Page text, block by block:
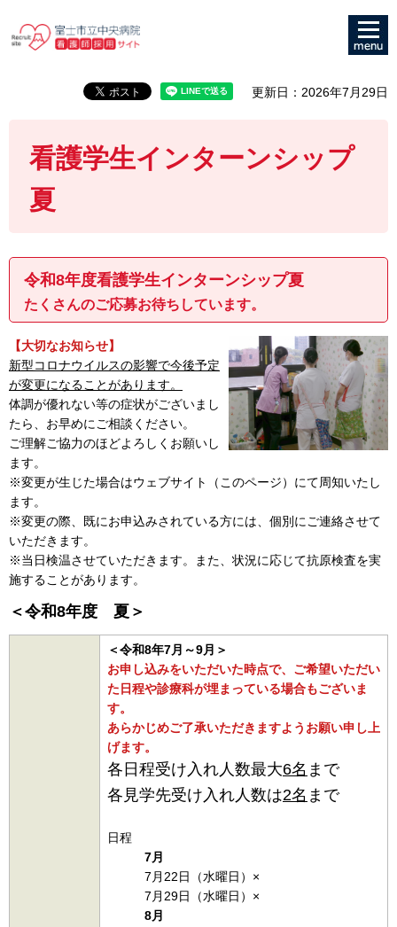
富士市立中央病院 看護
師採用サイト
メニュ
ー
更新日：2026年7月29日
看護学生インターンシップ
夏
令和8年度看護学生インターンシップ夏
たくさんのご応募お待ちしています。
【大切なお知らせ】
新型コロナウイルスの影響で今後予定
が変更になることがあります。
体調が優れない等の症状がございまし
たら、お早めにご相談ください。
ご理解ご協力のほどよろしくお願いし
ます。
※変更が生じた場合はウェブサイト（このページ）にて周知いたし
ます。
※変更の際、既にお申込みされている方には、個別にご連絡させて
いただきます。
※当日検温させていただきます。また、状況に応じて抗原検査を実
施することがあります。
＜令和8年度 夏＞
＜令和8年7月～9月＞
お申し込みをいただいた時点で、ご希望いただい
た日程や診療科が埋まっている場合もございま
す。
あらかじめご了承いただきますようお願い申し上
げます。
各日程受け入れ人数最大6名 まで
各見学先受け入れ人数は2名 まで
日程
7月
7月22日（水曜日）×
7月29日（水曜日）×
8月